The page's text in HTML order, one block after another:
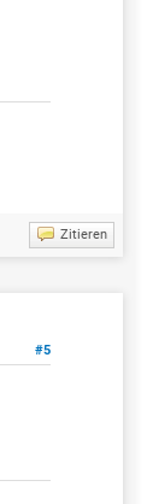
Zitieren
#5